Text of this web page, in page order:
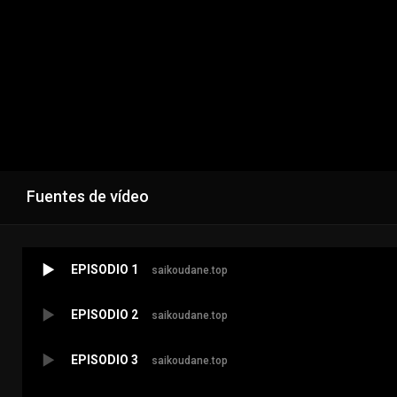
Fuentes de vídeo
EPISODIO 1 saikoudane.top
EPISODIO 2 saikoudane.top
EPISODIO 3 saikoudane.top